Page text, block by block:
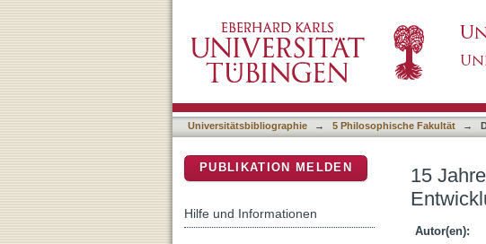
Universitätsbibliographie → 5 Philosophische Fakultät →
15
Autor(en):
PUBLIKATION MELDEN
Hilfe und Informationen